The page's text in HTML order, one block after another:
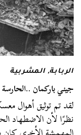
الربابة,المشربية
جيني باركمان
لقد تم توثيق أهوال
نظرًا لأن الاضطهاد